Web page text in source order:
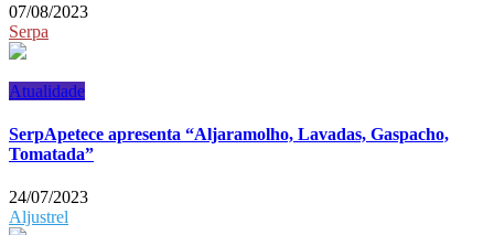
07/08/2023
Serpa
Atualidade
SerpApetece apresenta “Aljaramolho, Lavadas, Gaspacho,
Tomatada”
24/07/2023
Aljustrel